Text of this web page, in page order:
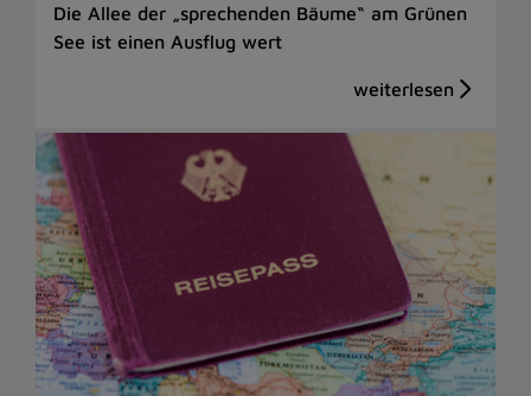
Die Allee der „sprechenden Bäume“ am Grünen
See ist einen Ausflug wert